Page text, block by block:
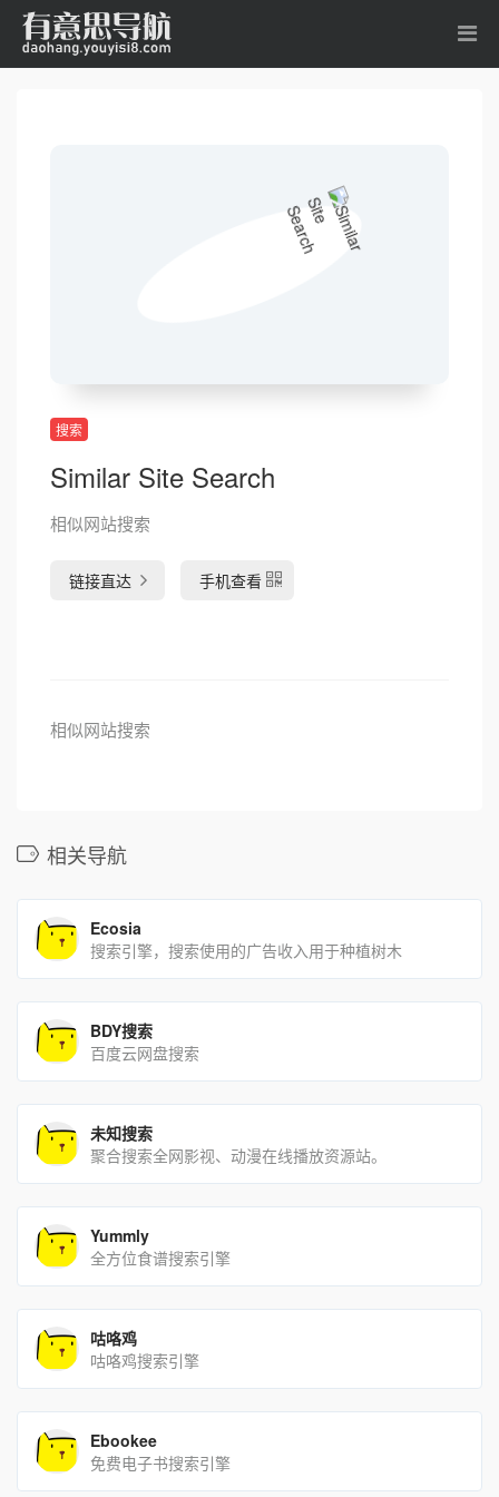
搜索
Similar Site Search
相似网站搜索
链接直达 手机查看
相似网站搜索
相关导航
Ecosia
搜索引擎，搜索使用的广告收入用于种植树木
BDY搜索
百度云网盘搜索
未知搜索
聚合搜索全网影视、动漫在线播放资源站。
Yummly
全方位食谱搜索引擎
咕咯鸡
咕咯鸡搜索引擎
Ebookee
免费电子书搜索引擎